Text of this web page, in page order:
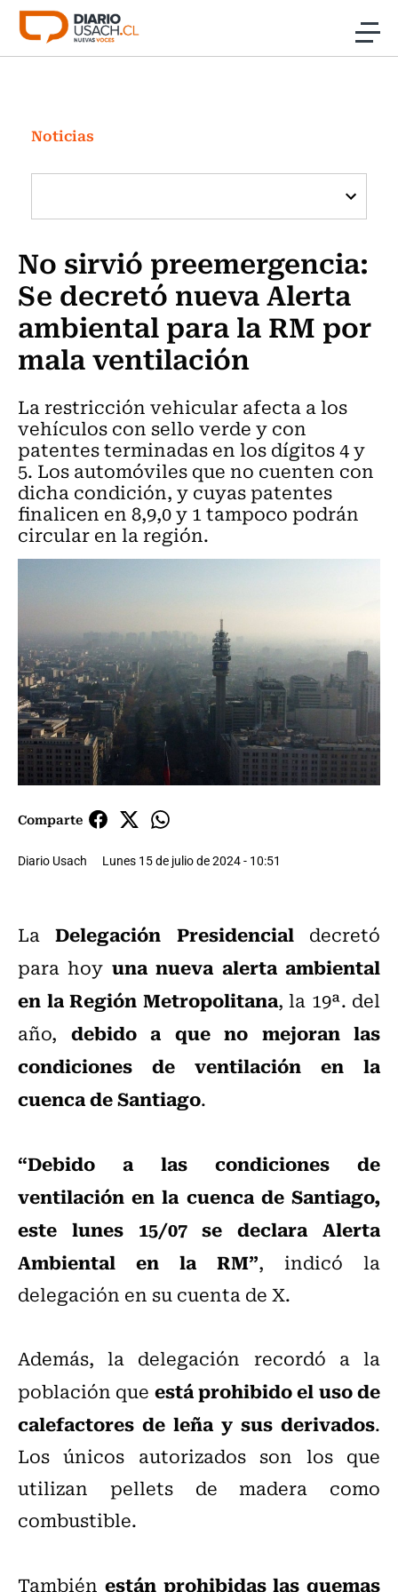
Click acá para ir directamente al contenido
Investigación
Cultura
Programas Radio y TV Usach
Noticias
No sirvió preemergencia:
Se decretó nueva Alerta
ambiental para la RM por
mala ventilación
La restricción vehicular afecta a los
vehículos con sello verde y con
patentes terminadas en los dígitos 4 y
5. Los automóviles que no cuenten con
dicha condición, y cuyas patentes
finalicen en 8,9,0 y 1 tampoco podrán
circular en la región.
Comparte
Diario Usach Lunes 15 de julio de 2024 - 10:51
LaDelegación Presidencialdecretó
para hoy una nueva alerta ambiental
en la Región Metropolitana, la 19ª. del
año, debido a que no mejoran las
condiciones de ventilación en la
cuenca de Santiago.
“Debido a las condiciones de
ventilación en la cuenca de Santiago,
este lunes 15/07 se declara Alerta
Ambiental en la RM”, indicó la
delegación en su cuenta de X.
Además, la delegación recordó a la
población que está prohibido el uso de
calefactores de leña y sus derivados.
Los únicos autorizados son los que
utilizan pellets de madera como
combustible.
También están prohibidas las quemas